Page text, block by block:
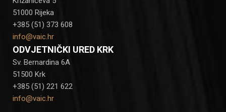
51000 Rijeka
+385 (51) 373 608
info@vaic.hr
ODVJETNIČKI URED KRK
Sv. Bernardina 6A
51500 Krk
+385 (51) 221 622
info@vaic.hr